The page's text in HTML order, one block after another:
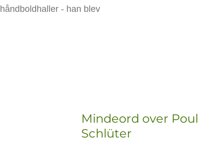
håndboldhaller - han blev
Mindeord over Poul
Schlüter